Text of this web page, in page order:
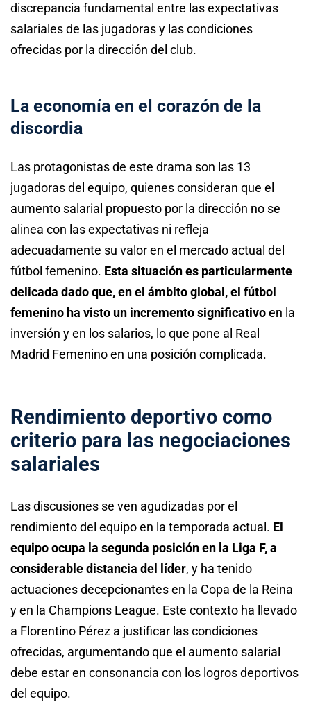
discrepancia fundamental entre las expectativas
salariales de las jugadoras y las condiciones
ofrecidas por la dirección del club.
La economía en el corazón de la
discordia
Las protagonistas de este drama son las 13
jugadoras del equipo, quienes consideran que el
aumento salarial propuesto por la dirección no se
alinea con las expectativas ni refleja
adecuadamente su valor en el mercado actual del
fútbol femenino. Esta situación es particularmente
delicada dado que, en el ámbito global, el fútbol
femenino ha visto un incremento significativoen la
inversión y en los salarios, lo que pone al Real
Madrid Femenino en una posición complicada.
Rendimiento deportivo como
criterio para las negociaciones
salariales
Las discusiones se ven agudizadas por el
rendimiento del equipo en la temporada actual. El
equipo ocupa la segunda posición en la Liga F, a
considerable distancia del líder, y ha tenido
actuaciones decepcionantes en la Copa de la Reina
y en la Champions League. Este contexto ha llevado
a Florentino Pérez a justificar las condiciones
ofrecidas, argumentando que el aumento salarial
debe estar en consonancia con los logros deportivos
del equipo.